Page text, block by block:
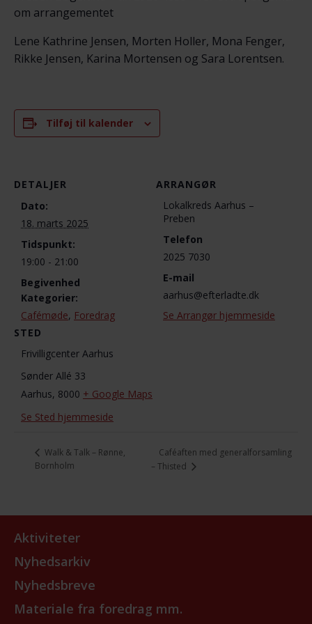
om arrangementet
Lene Kathrine Jensen, Morten Holler, Mona Fenger,
Rikke Jensen, Karina Mortensen og Sara Lorentsen.
Tilføj til kalender
DETALJER
Dato:
18. marts 2025
Tidspunkt:
19:00 - 21:00
Begivenhed
Kategorier:
Cafémøde, Foredrag
STED
Frivilligcenter Aarhus
Sønder Allé 33
Aarhus, 8000 + Google Maps
Se Sted hjemmeside
ARRANGØR
Lokalkreds Aarhus –
Preben
Telefon
2025 7030
E-mail
aarhus@efterladte.dk
Se Arrangør hjemmeside
Walk & Talk – Rønne,
Bornholm
Caféaften med generalforsamling
– Thisted
Aktiviteter
Nyhedsarkiv
Nyhedsbreve
Materiale fra foredrag mm.